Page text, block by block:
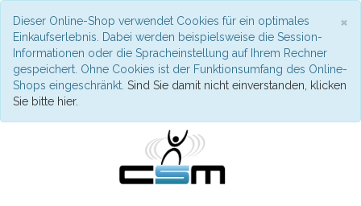
×
Dieser Online-Shop verwendet Cookies für ein optimales
Einkaufserlebnis. Dabei werden beispielsweise die Session-
Informationen oder die Spracheinstellung auf Ihrem Rechner
gespeichert. Ohne Cookies ist der Funktionsumfang des Online-
Shops eingeschränkt. Sind Sie damit nicht einverstanden, klicken
Sie bitte hier.